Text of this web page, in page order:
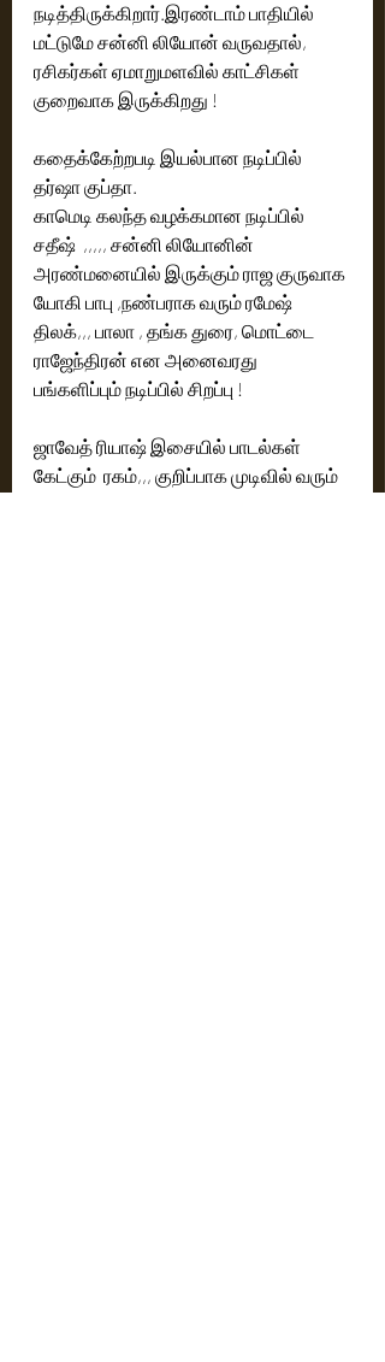
நடித்திருக்கிறார்.இரண்டாம் பாதியில்
மட்டுமே சன்னி லியோன் வருவதால்,
ரசிகர்கள் ஏமாறுமளவில் காட்சிகள்
குறைவாக இருக்கிறது !
கதைக்கேற்றபடி இயல்பான நடிப்பில்
தர்ஷா குப்தா.
காமெடி கலந்த வழக்கமான நடிப்பில்
சதீஷ்  ,,,,, சன்னி லியோனின்
அரண்மனையில் இருக்கும் ராஜ குருவாக
யோகி பாபு ,நண்பராக வரும் ரமேஷ்
திலக்,,, பாலா , தங்க துரை, மொட்டை
ராஜேந்திரன் என அனைவரது
பங்களிப்பும் நடிப்பில் சிறப்பு !
ஜாவேத் ரியாஷ் இசையில் பாடல்கள்
கேட்கும்  ரகம்,,, குறிப்பாக முடிவில் வரும்